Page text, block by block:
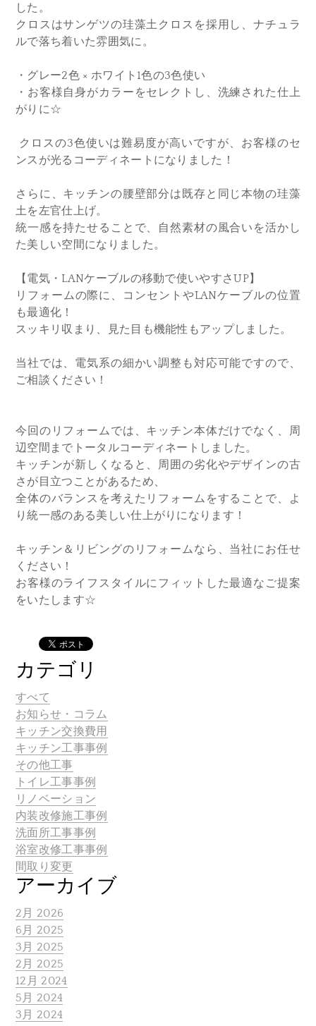
した。
クロスはサンゲツの珪藻土クロスを採用し、ナチュラ
ルで落ち着いた雰囲気に。
・グレー2色 × ホワイト1色の3色使い
・お客様自身がカラーをセレクトし、洗練された仕上
がりに☆
クロスの3色使いは難易度が高いですが、お客様のセ
ンスが光るコーディネートになりました！
さらに、キッチンの腰壁部分は既存と同じ本物の珪藻
土を左官仕上げ。
統一感を持たせることで、自然素材の風合いを活かし
た美しい空間になりました。
【電気・LANケーブルの移動で使いやすさUP】
リフォームの際に、コンセントやLANケーブルの位置
も最適化！
スッキリ収まり、見た目も機能性もアップしました。
当社では、電気系の細かい調整も対応可能ですので、
ご相談ください！
今回のリフォームでは、キッチン本体だけでなく、周
辺空間までトータルコーディネートしました。
キッチンが新しくなると、周囲の劣化やデザインの古
さが目立つことがあるため、
全体のバランスを考えたリフォームをすることで、よ
り統一感のある美しい仕上がりになります！
キッチン＆リビングのリフォームなら、当社にお任せ
ください！
お客様のライフスタイルにフィットした最適なご提案
をいたします☆
カテゴリ
すべて
お知らせ・コラム
キッチン交換費用
キッチン工事事例
その他工事
トイレ工事事例
リノベーション
内装改修施工事例
洗面所工事事例
浴室改修工事事例
間取り変更
アーカイブ
2月 2026
6月 2025
3月 2025
2月 2025
12月 2024
5月 2024
3月 2024